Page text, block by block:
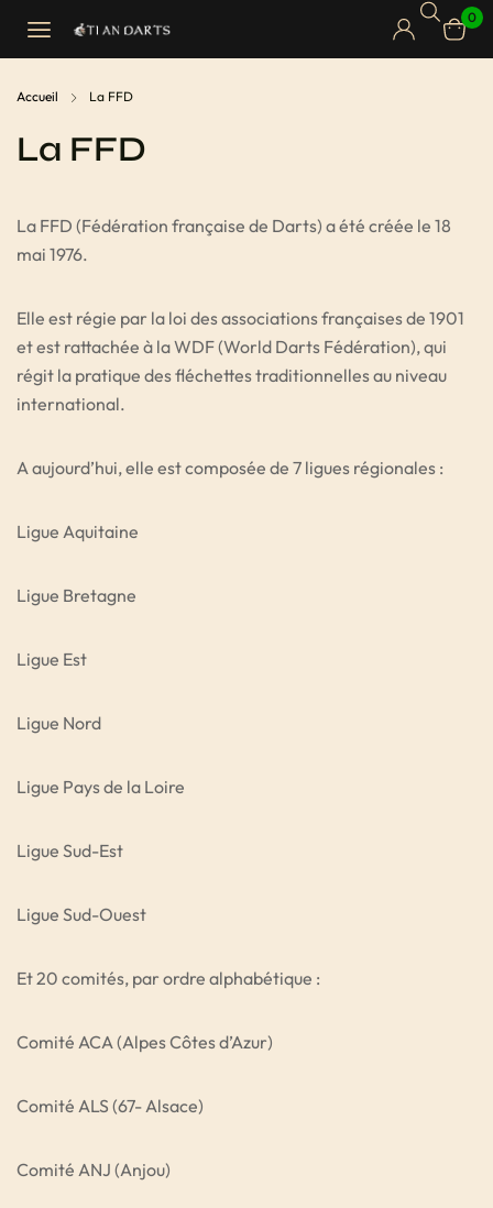
0
Accueil La FFD
La FFD
La FFD (Fédération française de Darts) a été créée le 18
mai 1976.
Elle est régie par la loi des associations françaises de 1901
et est rattachée à la WDF (World Darts Fédération), qui
régit la pratique des fléchettes traditionnelles au niveau
international.
A aujourd’hui, elle est composée de 7 ligues régionales :
Ligue Aquitaine
Ligue Bretagne
Ligue Est
Ligue Nord
Ligue Pays de la Loire
Ligue Sud-Est
Ligue Sud-Ouest
Et 20 comités, par ordre alphabétique :
Comité ACA (Alpes Côtes d’Azur)
Comité ALS (67- Alsace)
Comité ANJ (Anjou)